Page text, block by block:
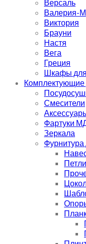
Версаль
Валерия-М
Виктория
Брауни
Настя
Вега
Греция
Шкафы
Комплектующие
Смесители
Фартуки
Зеркала
Петли